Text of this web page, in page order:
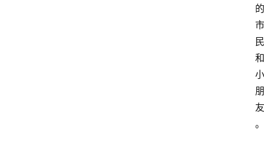
的
市
民
和
小
朋
友
。